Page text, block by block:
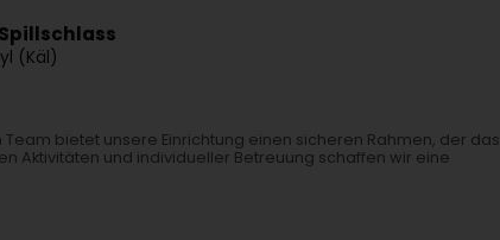
(Käl)
bietet unsere Einrichtung einen sicheren Rahmen, der das
Aktivitäten und individueller Betreuung schaffen wir eine